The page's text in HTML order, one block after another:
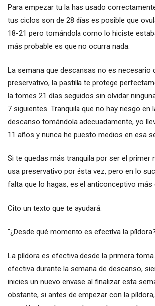
Para empezar tu la has usado
tus ciclos son de 28 días es posible que
18-21 pero tomándola como lo hiciste
más probable es que no ocurra nada.
La semana que descansas no es necesario
preservativo, la pastilla te protege
la tomes 21 días seguidos sin olvidar
7 siguientes. Tranquila que no hay riesgo en
descanso tomándola adecuadamente, yo
11 años y nunca he puesto medios en esa
Si te quedas más tranquila por ser el primer
usa preservativo por ésta vez, pero en lo
falta que lo hagas, es el anticonceptivo más
Cito un texto que te ayudará:
"¿Desde qué momento es efectiva la píldora?
La píldora es efectiva desde la primera
efectiva durante la semana de descanso,
inicies un nuevo envase al finalizar esta
obstante, si antes de empezar con la